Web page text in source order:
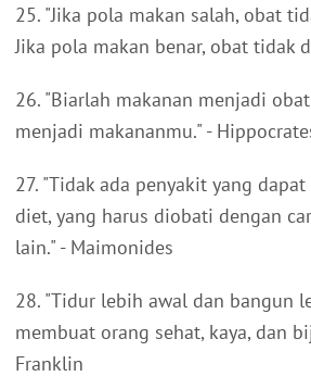
25. "Jika pola makan salah, obat
Jika pola makan benar, obat tidak
26. "Biarlah makanan menjadi
menjadi makananmu." -
27. "Tidak ada penyakit yang
diet, yang harus diobati dengan
lain." - Maimonides
28. "Tidur lebih awal dan bangun
membuat orang sehat, kaya, dan
Franklin